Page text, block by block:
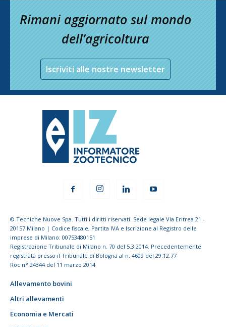
Rimani aggiornato sul mondo
dell’agricoltura
Iscriviti alle nostre newsletter
© Tecniche Nuove Spa. Tutti i diritti riservati. Sede legale Via Eritrea 21 -
20157 Milano | Codice fiscale, Partita IVA e Iscrizione al Registro delle
imprese di Milano: 00753480151
Registrazione Tribunale di Milano n. 70 del 5.3.2014. Precedentemente
registrata presso il Tribunale di Bologna al n. 4609 del 29.12.77
Roc n° 24344 del 11 marzo 2014
Allevamento bovini
Altri allevamenti
Economia e Mercati